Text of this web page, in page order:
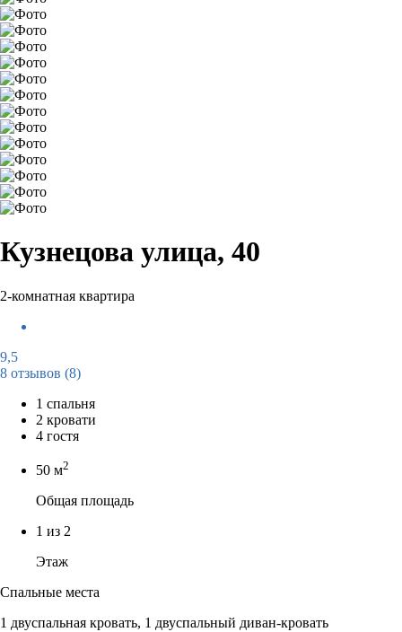
Кузнецова улица, 40
2-комнатная квартира
9,5
8 отзывов (8)
1 спальня
2 кровати
4 гостя
50 м2
Общая площадь
1 из 2
Этаж
Спальные места
1 двуспальная кровать, 1 двуспальный диван-кровать